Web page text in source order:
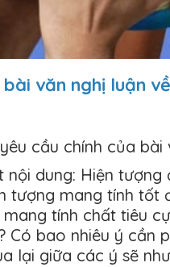
văn nghị luận
cầu chính của bài
nội dung: Hiện
tượng mang tính tốt
tính chất tiêu
Có bao nhiêu ý cần
lại giữa các ý sẽ